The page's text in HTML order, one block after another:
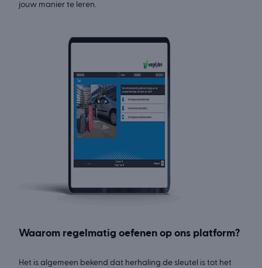
jouw manier te leren.
Waarom regelmatig oefenen op ons platform?
Het is algemeen bekend dat herhaling de sleutel is tot het